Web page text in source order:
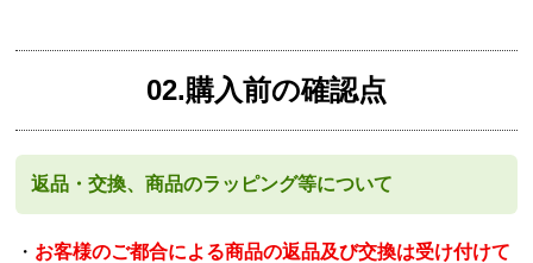
02.購入前の確認点
返品・交換、商品のラッピング等について
・ お客様のご都合による商品の返品及び交換は受け付けて